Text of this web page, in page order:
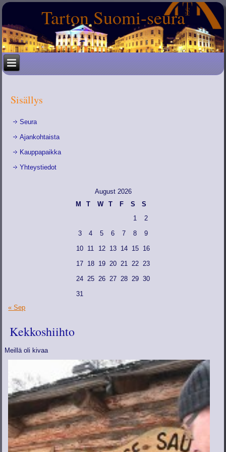
Tarton Suomi-seura
Sisällys
Seura
Ajankohtaista
Kauppapaikka
Yhteystiedot
August 2026
M
T W T F S
S
1
2
3
4 5 6 7 8
9
10 11 12 13 14 15
16
17 18 19 20 21 22 23
24 25 26 27 28 29 30
31
« Sep
Kekkoshiihto
Meillä oli kivaa